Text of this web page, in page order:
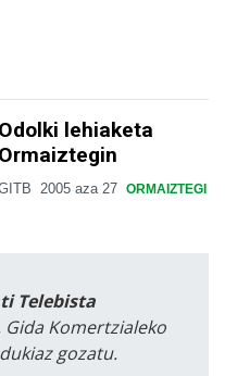
Odolki lehiaketa
Ormaiztegin
2005 aza 27 ORMAIZTEGI
Telebista
Gida Komertzialeko
gozatu.